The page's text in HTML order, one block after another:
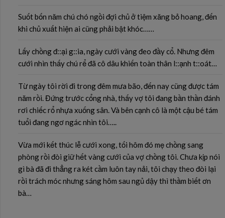
Suốt bốn năm chú chó ngồi đợi chủ ở tiệm xăng bỏ hoang, đến
khi chủ xuất hiện ai cũng phải bật khóc……
Lấy chồng đ::ại g::ia, ngày cưới vàng đeo đầy cổ. Nhưng đêm
cưới nhìn thấy chú rể đã cô dâu khiến toàn thân l::ạnh t::oát…
Từ ngày tôi rời đi trong đêm mưa bão, đến nay cũng được tám
năm rồi. Đứng trước cổng nhà, thấy vợ tôi đang bần thần đánh
rơi chiếc rổ nhựa xuống sân. Và bên cạnh cô là một cậu bé tám
tuổi đang ngơ ngác nhìn tôi…..
Vừa mới kết thúc lễ cưới xong, tối hôm đó mẹ chồng sang
phòng rồi đòi giữ hết vàng cưới của vợ chồng tôi. Chưa kịp nói
gì bà đã đi thẳng ra két cầm luôn tay nải, tôi chạy theo đòi lại
rồi trách móc nhưng sáng hôm sau ngủ dậy thì thầm biết ơn
bà…